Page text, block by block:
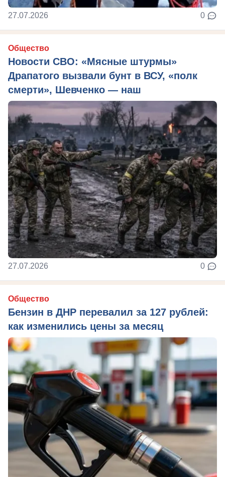
27.07.2026 0
Общество
Новости СВО: «Мясные штурмы»
Драпатого вызвали бунт в ВСУ, «полк
смерти», Шевченко — наш
27.07.2026 0
Общество
Бензин в ДНР перевалил за 127 рублей:
как изменились цены за месяц